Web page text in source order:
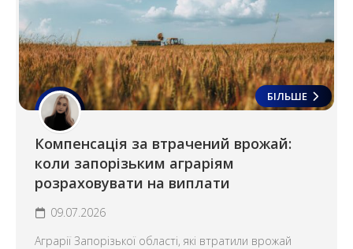
БІЛЬШЕ
Компенсація за втрачений врожай:
коли запорізьким аграріям
розраховувати на виплати
09.07.2026
Аграрії Запорізької області, які втратили врожай